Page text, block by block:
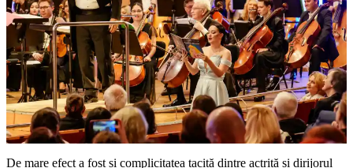
De mare efect a fost și complicitatea tacită dintre actriță și dirijorul